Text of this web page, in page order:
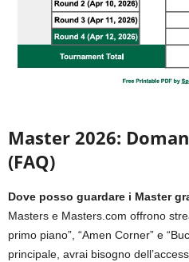
Master 2026:
(FAQ)
Dove posso guardare i Master
Masters e Masters.com offrono
primo piano”, “Amen Corner” e
principale, avrai bisogno